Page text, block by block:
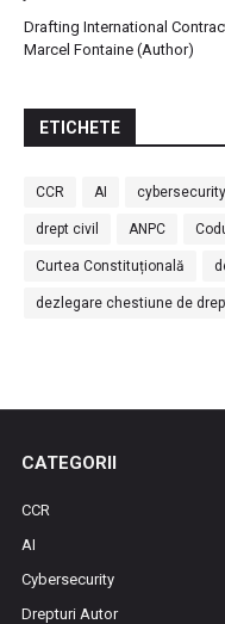
Drafting International
Marcel Fontaine (Author)
ETICHETE
CCR AI cybersecurity
drept civil ANPC
Curtea Constituțională
dezlegare chestiune de
CATEGORII
CCR
AI
Cybersecurity
Drepturi Autor